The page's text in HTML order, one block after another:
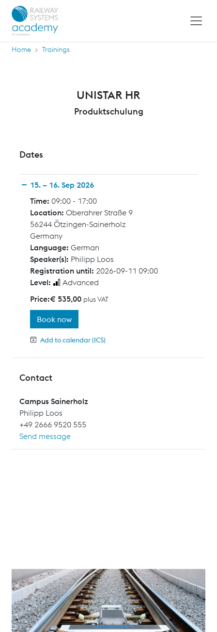
Home Trainings
UNISTAR HR
Produktschulung
Dates
15. – 16. Sep 2026
Time: 09:00 - 17:00
Location: Oberahrer Straße 9
56244 Ötzingen-Sainerholz
Germany
Language: German
Speaker(s): Philipp Loos
Registration until: 2026-09-11 09:00
Level:
Advanced
Price:€ 535,00 plus VAT
Book now
Add to calendar (ICS)
Contact
Campus Sainerholz
Philipp Loos
+49 2666 9520 555
Send message
Kurzum ein Fachmann der sich im und um das System
bestens auskennt. Neben einem schriftlichen Test
werden die Leistungen der Teilnehmer immer wieder
durch praktische Aufgabenstellungen überprüft und
bewertet. Weiterhin bleiben unsere Experten-